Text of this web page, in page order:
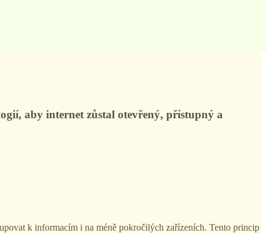
aby internet zůstal otevřený, přístupný a
k informacím i na méně pokročilých zařízeních. Tento princip